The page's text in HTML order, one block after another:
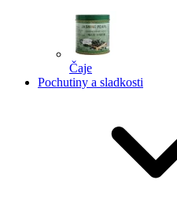
Čaje
Pochutiny a sladkosti